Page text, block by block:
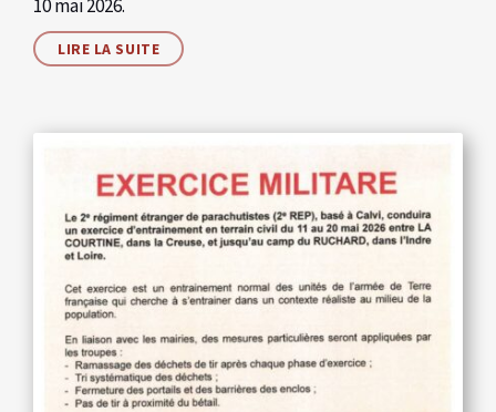
10 mai 2026.
LIRE LA SUITE